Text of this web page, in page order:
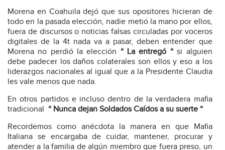
Morena en Coahuila dejó que sus opositores hicieran de
todo en la pasada elección, nadie metió la mano por ellos,
fuera de discursos o noticias falsas circuladas por voceros
digitales de la 4t nada va a pasar, deben entender que
Morena no perdió la elección “ La entregó “si alguien
debe padecer los daños colaterales son ellos y eso a los
liderazgos nacionales al igual que a la Presidente Claudia
les vale menos que nada.
En otros partidos e incluso dentro de la verdadera mafia
tradicional “ Nunca dejan Soldados Caídos a su suerte “
Recordemos como anécdota la manera en que Mafia
Italiana se encargaba de cuidar, mantener, procurar y
atender a la familia de algún miembro que fuera preso, un